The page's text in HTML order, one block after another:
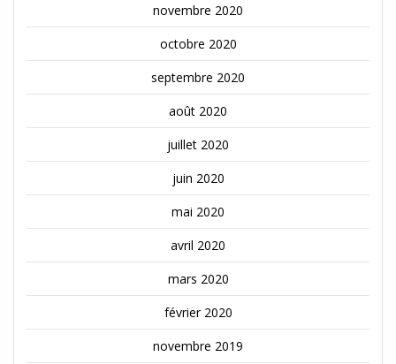
novembre 2020
octobre 2020
septembre 2020
août 2020
juillet 2020
juin 2020
mai 2020
avril 2020
mars 2020
février 2020
novembre 2019